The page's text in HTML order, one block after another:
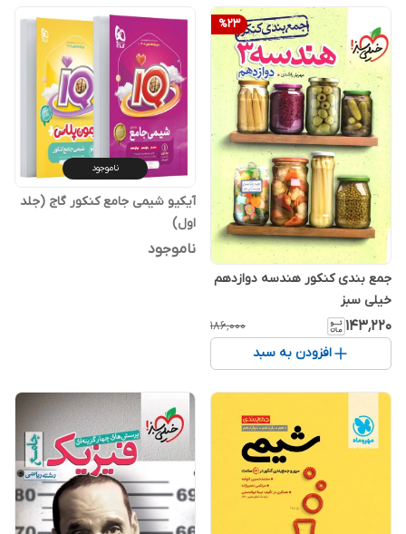
%23
جمع بندی کنکور هندسه دوازدهم
خیلی سبز
۱۴۳٬۲۲۰ ۱۸۶٬۰۰۰
افزودن به سبد
ناموجود
آیکیو شیمی جامع کنکور گاج (جلد
اول)
ناموجود